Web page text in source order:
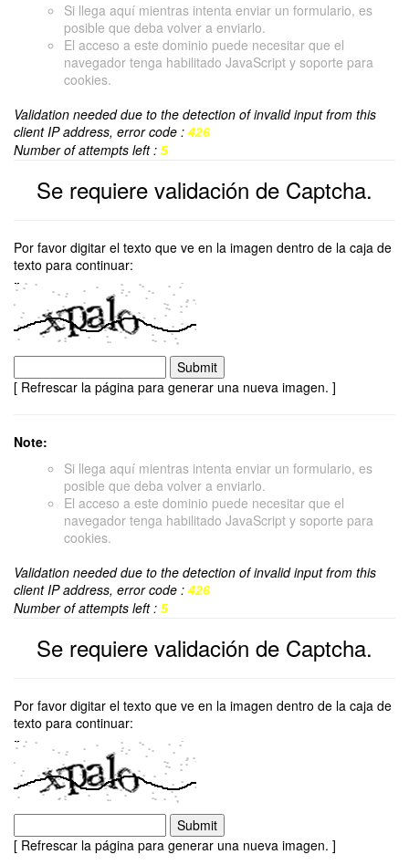
Si llega aquí mientras intenta enviar un formulario, es
posible que deba volver a enviarlo.
El acceso a este dominio puede necesitar que el
navegador tenga habilitado JavaScript y soporte para
cookies.
Validation needed due to the detection of invalid input from this
client IP address, error code : 426
Number of attempts left : 5
Se requiere validación de Captcha.
Por favor digitar el texto que ve en la imagen dentro de la caja de
texto para continuar:
[ Refrescar la página para generar una nueva imagen. ]
Note:
Si llega aquí mientras intenta enviar un formulario, es
posible que deba volver a enviarlo.
El acceso a este dominio puede necesitar que el
navegador tenga habilitado JavaScript y soporte para
cookies.
Validation needed due to the detection of invalid input from this
client IP address, error code : 426
Number of attempts left : 5
Se requiere validación de Captcha.
Por favor digitar el texto que ve en la imagen dentro de la caja de
texto para continuar:
[ Refrescar la página para generar una nueva imagen. ]